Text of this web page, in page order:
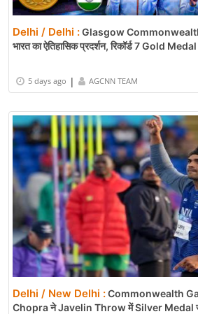
Delhi / Delhi :Glasgow
भारत का ऐतिहासिक प्रदर्शन, रिकॉर्ड 7 Gold Medal
5 days ago | AGCNN TEAM
Delhi / New Delhi :Commonwealth
Chopra ने Javelin Throw में Silver Medal